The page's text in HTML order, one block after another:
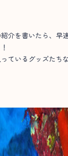
介を書いたら、早
ているグッズたち